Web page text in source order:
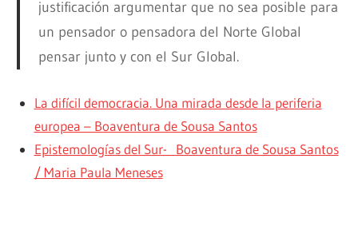
justificación argumentar que no sea posible para
un pensador o pensadora del Norte Global
pensar junto y con el Sur Global.
La difícil democracia. Una mirada desde la periferia
europea – Boaventura de Sousa Santos
Epistemologías del Sur- Boaventura de Sousa Santos
/ Maria Paula Meneses